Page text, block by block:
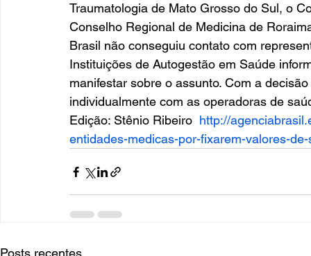
Traumatologia de Mato Grosso do Sul, o
Conselho Regional de Medicina de
Brasil não conseguiu contato com
Instituições de Autogestão em Saúde
manifestar sobre o assunto. Com a
individualmente com as operadoras de
Edição: Stênio Ribeiro http://
entidades-medicas-por-fixarem-valores-
Posts recentes